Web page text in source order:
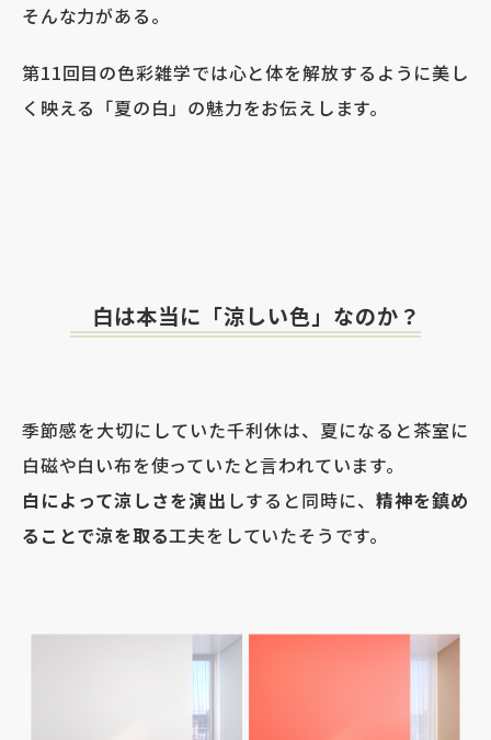
そんな力がある。
第11回目の色彩雑学では心と体を解放するように美し
く映える「夏の白」の魅力をお伝えします。
白は本当に「涼しい色」なのか？
季節感を大切にしていた千利休は、夏になると茶室に
白磁や白い布を使っていたと言われています。
白によって涼しさを演出 しすると同時に、 精神を鎮め
ることで涼を取る工夫をしていたそうです。